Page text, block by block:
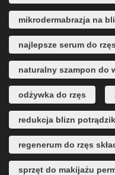
mikrodermabrazja na
najlepsze serum do rzęs
naturalny szampon do
odżywka do rzęs
redukcja blizn
regenerum do rzęs
sprzęt do makijażu